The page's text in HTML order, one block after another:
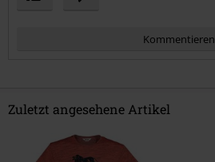
Kommentieren
Zuletzt angesehene Artikel